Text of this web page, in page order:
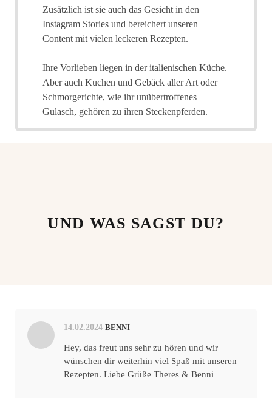
Zusätzlich ist sie auch das Gesicht in den
Instagram Stories und bereichert unseren
Content mit vielen leckeren Rezepten.
Ihre Vorlieben liegen in der italienischen Küche.
Aber auch Kuchen und Gebäck aller Art oder
Schmorgerichte, wie ihr unübertroffenes
Gulasch, gehören zu ihren Steckenpferden.
UND WAS SAGST DU?
14.02.2024 BENNI
Hey, das freut uns sehr zu hören und wir
wünschen dir weiterhin viel Spaß mit unseren
Rezepten. Liebe Grüße Theres & Benni